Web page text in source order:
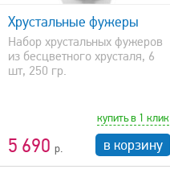
Хрустальные фужеры
Набор хрустальных фужеров
из бесцветного хрусталя, 6
шт, 250 гр.
5 690
купить в 1 клик
в корзину